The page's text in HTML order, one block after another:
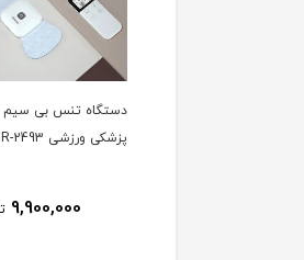
دستگاه تنس بی سیم
پزشکی ورزشی KTR-2493
9,900,000